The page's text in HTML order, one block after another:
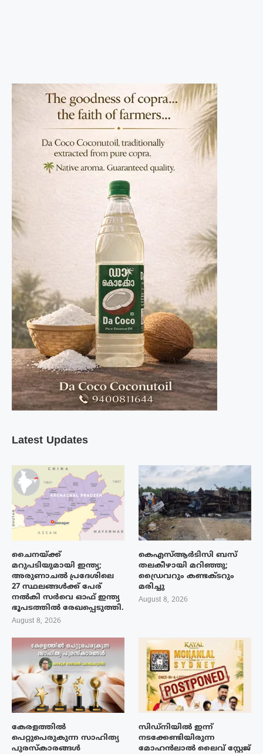
Latest Updates
ചൈനയ്ക്ക്
മറുപടിയുമായി ഇന്ത്യ;
അരുണാചൽ പ്രദേശിലെ
27 സ്ഥലങ്ങൾക്ക് പേര്
നൽകി സർവെ ഓഫ് ഇന്ത്യ
ഭൂപടത്തിൽ രേഖപ്പെടുത്തി.
August 8, 2026
കെഎസ്ആർടിസി ബസ്
തലകീഴായി മറിഞ്ഞു;
ഡ്രൈവറും കണ്ടക്ടറും
മരിച്ചു
August 8, 2026
കേരളത്തിൽ
പെറ്റുപെരുകുന്ന സാഹിത്യ
പുരസ്‌കാരങ്ങൾ
സിഡ്നിയിൽ ഇന്ന്
നടക്കേണ്ടിയിരുന്ന
മോഹൻലാൽ ലൈവ് സ്റ്റേജ്